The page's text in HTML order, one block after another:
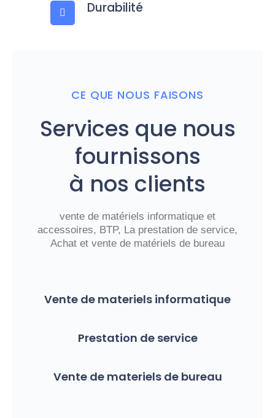
Durabilité
CE QUE NOUS FAISONS
Services que nous
fournissons
à nos clients
vente de matériels informatique et
accessoires, BTP, La prestation de service,
Achat et vente de matériels de bureau
Vente de materiels informatique
Prestation de service
Vente de materiels de bureau